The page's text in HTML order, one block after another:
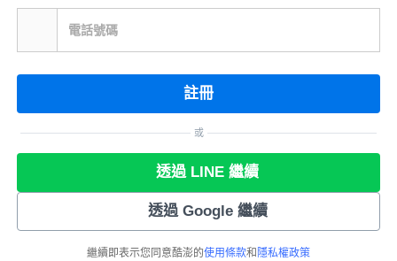
電話號碼
註冊
或
透過 LINE 繼續
透過 Google 繼續
繼續即表示您同意酷澎的使用條款和 隱私權政策